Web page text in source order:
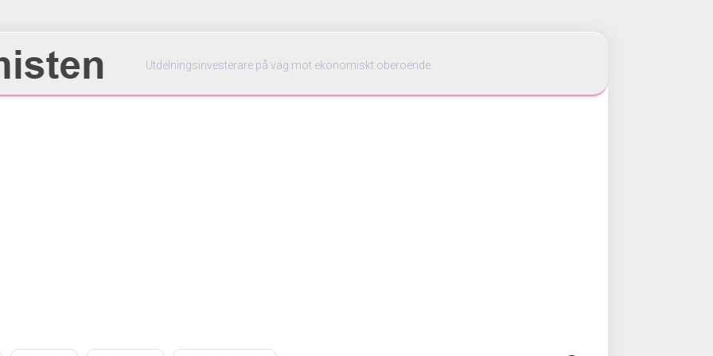
Utdelningsinvesterare på väg mot ekonomiskt oberoende.